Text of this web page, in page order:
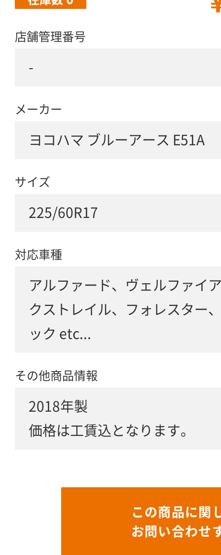
店舗管理番号
-
メーカー
ヨコハマ ブルーアース E51A
サイズ
225/60R17
対応車種
アルファード、ヴェルファイ
クストレイル、フォレスター
ック etc...
その他商品情報
2018年製
価格は工賃込となります。
この商品に関
お問い合わせ